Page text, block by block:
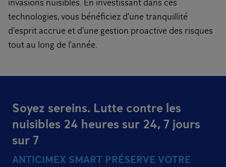
invasions nuisibles. En investissant dans ces
technologies, vous bénéficiez d'une tranquillité
d'esprit accrue et d'une gestion proactive des risques
tout au long de l'année.
Soyez sereins. Lutte contre les
nuisibles 24 heures sur 24, 7 jours
sur 7
ANTICIMEX SMART PRÉSERVE VOTRE